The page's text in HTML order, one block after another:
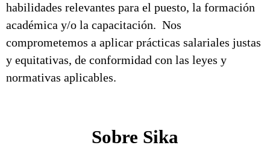
habilidades relevantes para el puesto, la formación
académica y/o la capacitación. Nos
comprometemos a aplicar prácticas salariales justas
y equitativas, de conformidad con las leyes y
normativas aplicables.
Sobre Sika